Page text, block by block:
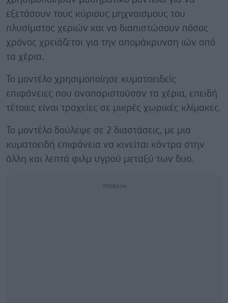
εξετάσουν τους κύριους μηχναισμους του
πλυσίματος χεριών και να διαπιστώσουν πόσος
χρόνος χρειάζεται για την απομάκρυνση ιών από
τα χέρια.
Το μοντέλο χρησιμοποίησε κυματοειδείς
επιφάνειες που αναπαριστούσαν τα χέρια, επειδή
τέτοιες είναι τραχείες σε μικρές χωρικές κλίμακες.
Το μοντέλο δούλεψε σε 2 διαστάσεις, με μια
κυματοειδή επιφάνεια να κινείται κόντρα στην
άλλη και λεπτά φιλμ υγρού μεταξύ των δυο.